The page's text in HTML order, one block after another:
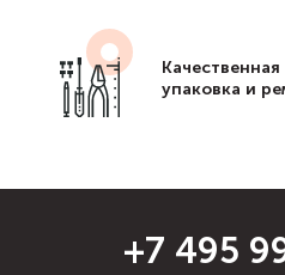
Качественная
упаковка и
+7 495